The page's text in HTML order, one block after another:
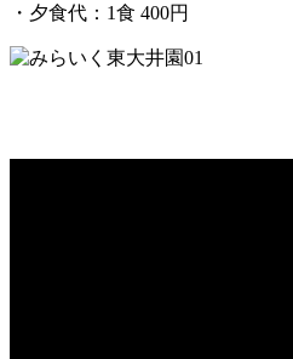
・夕食代：1食 400円